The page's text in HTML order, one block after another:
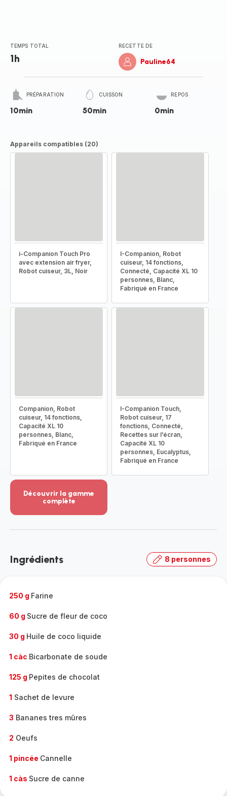
TEMPS TOTAL
1h
RECETTE DE
Pauline64
PRÉPARATION
10min
CUISSON
50min
REPOS
0min
Appareils compatibles (20)
i-Companion Touch Pro
avec extension air fryer,
Robot cuiseur, 3L, Noir
I-Companion, Robot
cuiseur, 14 fonctions,
Connecté, Capacité XL 10
personnes, Blanc,
Fabriqué en France
Companion, Robot
cuiseur, 14 fonctions,
Capacité XL 10
personnes, Blanc,
Fabriqué en France
I-Companion Touch,
Robot cuiseur, 17
fonctions, Connecté,
Recettes sur l’écran,
Capacité XL 10
personnes, Eucalyptus,
Fabriqué en France
Découvrir la gamme
complète
-
gamme
Ingrédients 8 personnes
250 g Farine
60 g Sucre de fleur de coco
30 g Huile de coco liquide
1 càc Bicarbonate de soude
125 g Pepites de chocolat
1 Sachet de levure
3 Bananes tres mûres
2 Oeufs
1 pincée Cannelle
1 càs Sucre de canne